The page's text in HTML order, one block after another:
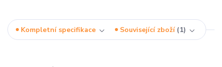
Kompletní specifikace Související zboží 1